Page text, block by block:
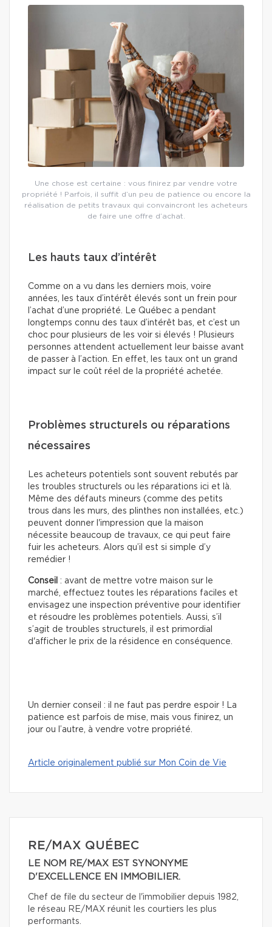
Une chose est certaine : vous finirez par vendre votre
propriété ! Parfois, il suffit d’un peu de patience ou encore la
réalisation de petits travaux qui convaincront les acheteurs
de faire une offre d’achat.
Les hauts taux d’intérêt
Comme on a vu dans les derniers mois, voire
années, les taux d’intérêt élevés sont un frein pour
l’achat d’une propriété. Le Québec a pendant
longtemps connu des taux d’intérêt bas, et c’est un
choc pour plusieurs de les voir si élevés ! Plusieurs
personnes attendent actuellement leur baisse avant
de passer à l’action. En effet, les taux ont un grand
impact sur le coût réel de la propriété achetée.
Problèmes structurels ou réparations
nécessaires
Les acheteurs potentiels sont souvent rebutés par
les troubles structurels ou les réparations ici et là.
Même des défauts mineurs (comme des petits
trous dans les murs, des plinthes non installées, etc.)
peuvent donner l'impression que la maison
nécessite beaucoup de travaux, ce qui peut faire
fuir les acheteurs. Alors qu’il est si simple d’y
remédier !
Conseil : avant de mettre votre maison sur le
marché, effectuez toutes les réparations faciles et
envisagez une inspection préventive pour identifier
et résoudre les problèmes potentiels. Aussi, s’il
s’agit de troubles structurels, il est primordial
d'afficher le prix de la résidence en conséquence.
Un dernier conseil : il ne faut pas perdre espoir ! La
patience est parfois de mise, mais vous finirez, un
jour ou l’autre, à vendre votre propriété.
Article originalement publié sur Mon Coin de Vie
RE/MAX QUÉBEC
LE NOM RE/MAX EST SYNONYME
D'EXCELLENCE EN IMMOBILIER.
Chef de file du secteur de l'immobilier depuis 1982,
le réseau RE/MAX réunit les courtiers les plus
performants.